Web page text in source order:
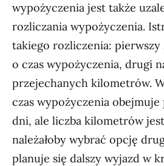
wypożyczenia jest także
rozliczania wypożyczenia.
takiego rozliczenia:
o czas wypożyczenia, drugi
przejechanych kilometrów.
czas wypożyczenia obejmuje
dni, ale liczba kilometrów
należałoby wybrać opcję
planuje się dalszy wyjazd w